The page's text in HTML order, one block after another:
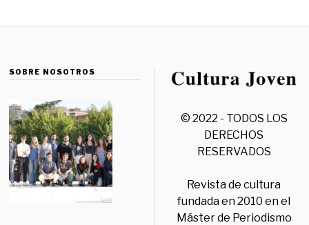
SOBRE NOSOTROS
© 2022 - TODOS LOS
DERECHOS
RESERVADOS
Revista de cultura
fundada en 2010 en el
Máster de Periodismo